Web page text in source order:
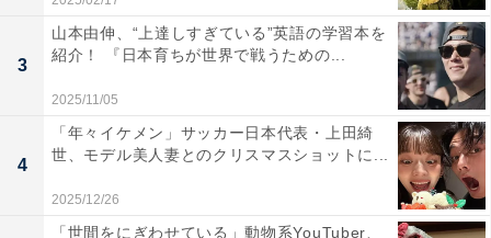
3
山本由伸、“上達しすぎている”英語の学習本を
紹介！ 『日本育ちが世界で戦うための...
2025/11/05
4
「年々イケメン」サッカー日本代表・上田綺
世、モデル美人妻とのクリスマスショットに...
2025/12/26
「世間をにぎわせている」動物系YouTuber、